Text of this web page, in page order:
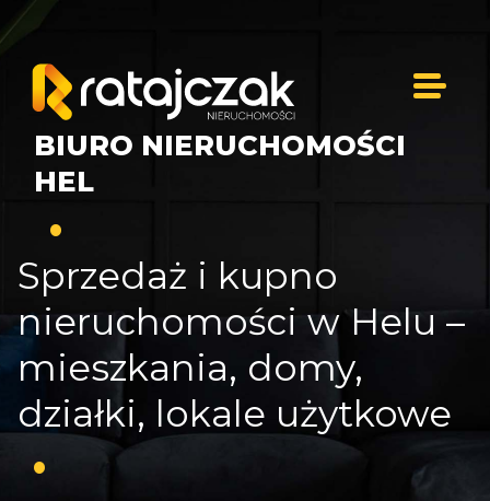
BIURO NIERUCHOMOŚCI
HEL
Sprzedaż i kupno
nieruchomości w Helu –
mieszkania, domy,
działki, lokale użytkowe